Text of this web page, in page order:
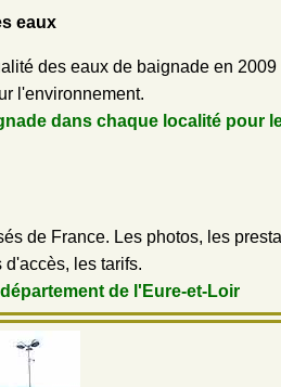
eaux
des eaux de baignade en
l'environnement.
dans chaque localité pour
de France. Les photos, les
les tarifs.
de l'Eure-et-Loir